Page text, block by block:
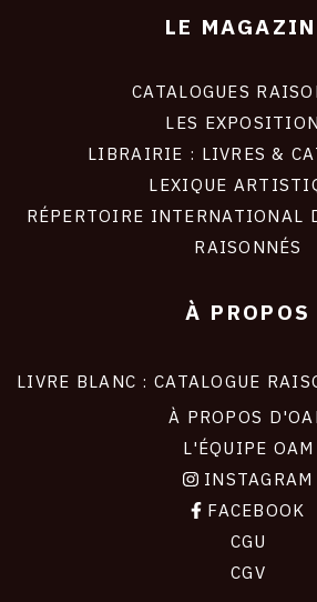
LE
CATALOGUES
LES
LIBRAIRIE : LIVRES &
LEXIQUE
RÉPERTOIRE INTERNATIONAL
RAISONNÉS
À PROPOS
LIVRE BLANC : CATALOGUE
À PROPOS
L'ÉQUIPE OAM
INSTAGRAM
FACEBOOK
CGU
CGV